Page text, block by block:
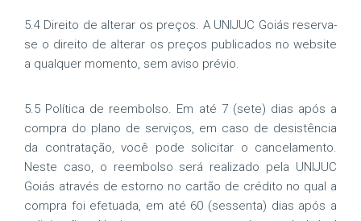
5.4 Direito de alterar os preços. A UNIJUC Goiás reserva-
se o direito de alterar os preços publicados no website
a qualquer momento, sem aviso prévio.
5.5 Política de reembolso. Em até 7 (sete) dias após a
compra do plano de serviços, em caso de desistência
da contratação, você pode solicitar o cancelamento.
Neste caso, o reembolso será realizado pela UNIJUC
Goiás através de estorno no cartão de crédito no qual a
compra foi efetuada, em até 60 (sessenta) dias após a